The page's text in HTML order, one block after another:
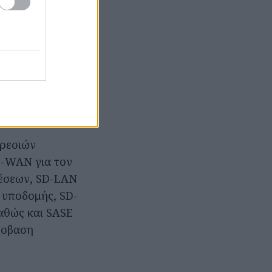
WAN για τον
SD-LAN
SD-
και SASE